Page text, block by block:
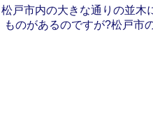
松戸市内の大きな通りの並木
ものがあるのですが?松戸市